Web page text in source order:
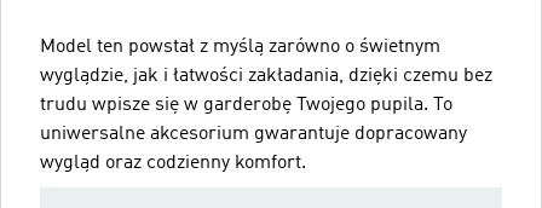
Model ten powstał z myślą zarówno o świetnym
wyglądzie, jak i łatwości zakładania, dzięki czemu bez
trudu wpisze się w garderobę Twojego pupila. To
uniwersalne akcesorium gwarantuje dopracowany
wygląd oraz codzienny komfort.